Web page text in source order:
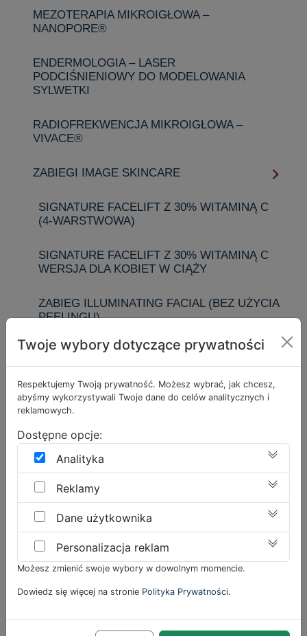
MEZOTERAPIA MIKROIGŁOWA –
NANOPORE®
ENDERMOLOGIA – LASER
PODCIŚNIENIOWY DO MODELOWANIA
SYLWETKI
RADIOFREKWENCJA MIKROIGŁOWA –
VIVACE®
ZABIEGI IMAGE SKINCARE
SIGNATURE FACELIFT Z 30% WITAMINĄ C
(4-WARSTWOWA)
SIGNATURE FACELIFT Z 30% WITAMINĄ C
WERSJA DLA KOBIET W CIĄŻY
ZABIEG ILLUMINATING FACIAL (BEZ UŻYCIA
PEELINGU)
ZABIEG I MASK (ZABIEG BEZ UŻYCIA
PEELINGU)
BEZINWAZYJNY LIFTING TWARZY Z
ZASTOSOWANIEM CO2 W NISKIEJ
PILING BIOSTYMULACYJNY
HYDRADERMABRAZJA – HYDROPEELING
PRÓŻNIOWY
ZABIEGI MEDER
MIKRODERMABRAZJA ROTACYJNA
Twoje wybory dotyczące prywatności
Respektujemy Twoją prywatność. Możesz wybrać, jak chcesz,
abyśmy wykorzystywali Twoje dane do celów analitycznych i
reklamowych.
Dostępne opcje:
Analityka
Reklamy
Dane użytkownika
Personalizacja reklam
Możesz zmienić swoje wybory w dowolnym momencie.
Dowiedz się więcej na stronie Polityka Prywatności.